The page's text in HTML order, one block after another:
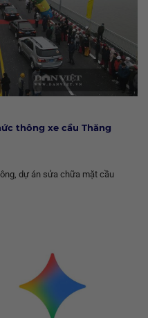
thông xe cầu Thăng
dự án sửa chữa mặt cầu